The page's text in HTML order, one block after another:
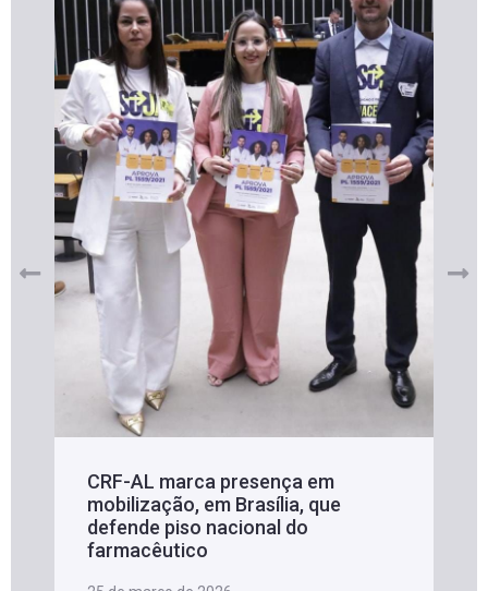
CRF-AL marca presença em
mobilização, em Brasília, que
defende piso nacional do
farmacêutico